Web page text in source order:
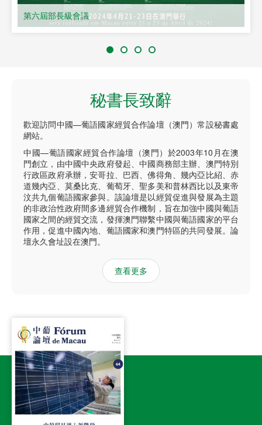
第六屆部長級會議
秘書長致辭
歡迎訪問中國—葡語國家經貿合作論壇（澳門）常設秘書處
網站。
中國—葡語國家經貿合作論壇（澳門）於2003年10月在澳
門創立，由中國中央政府發起、中國商務部主辦、澳門特別
行政區政府承辦，安哥拉、巴西、佛得角、幾內亞比紹、赤
道幾內亞、莫桑比克、葡萄牙、聖多美和普林西比以及東帝
汶共九個葡語國家參與。該論壇是以經貿促進與發展為主題
的非政治性政府間多邊經貿合作機制，旨在加強中國與葡語
國家之間的經貿交流，發揮澳門聯繫中國與葡語國家的平台
作用，促進中國內地、葡語國家和澳門特區的共同發展。論
壇永久會址設在澳門。
查看更多